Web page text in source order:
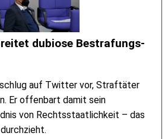
dubiose Bestrafungs-
auf Twitter vor, Straftäter
Er offenbart damit sein
von Rechtsstaatlichkeit – das